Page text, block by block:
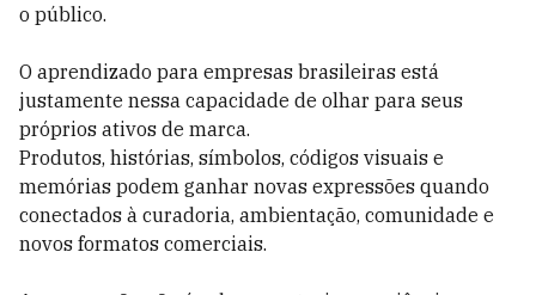
o público.
O aprendizado para empresas brasileiras está
justamente nessa capacidade de olhar para seus
próprios ativos de marca.
Produtos, histórias, símbolos, códigos visuais e
memórias podem ganhar novas expressões quando
conectados à curadoria, ambientação, comunidade e
novos formatos comerciais.